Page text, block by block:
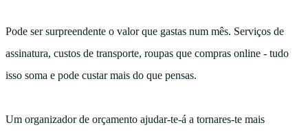
Pode ser surpreendente o valor que gastas num mês. Serviços de
assinatura, custos de transporte, roupas que compras online - tudo
isso soma e pode custar mais do que pensas.
Um organizador de orçamento ajudar-te-á a tornares-te mais